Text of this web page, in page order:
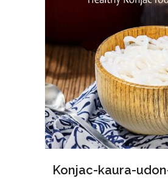
Konjac-kaura-